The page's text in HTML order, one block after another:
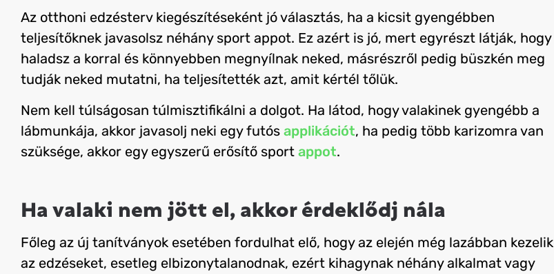
Az otthoni edzésterv kiegészítéseként jó választás, ha a kicsit gyengébben
teljesítőknek javasolsz néhány sport appot. Ez azért is jó, mert egyrészt látják, hogy
haladsz a korral és könnyebben megnyílnak neked, másrészről pedig büszkén meg
tudják neked mutatni, ha teljesítették azt, amit kértél tőlük.
Nem kell túlságosan túlmisztifikálni a dolgot. Ha látod, hogy valakinek gyengébb a
lábmunkája, akkor javasolj neki egy futós applikációt, ha pedig több karizomra van
szüksége, akkor egy egyszerű erősítő sport appot.
Ha valaki nem jött el, akkor érdeklődj nála
Főleg az új tanítványok esetében fordulhat elő, hogy az elején még lazábban kezelik
az edzéseket, esetleg elbizonytalanodnak, ezért kihagynak néhány alkalmat vagy